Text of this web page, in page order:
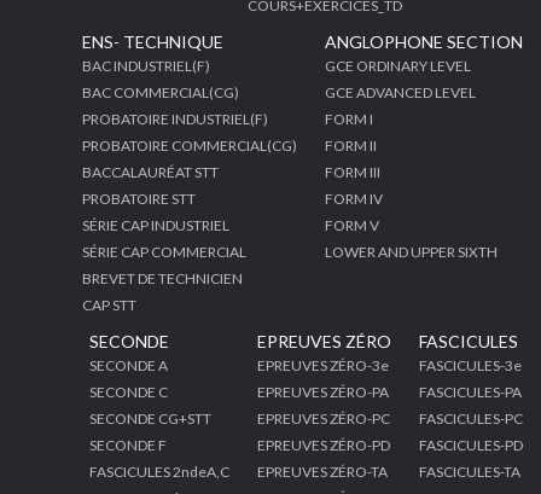
COURS+EXERCICES_TD
ENS- TECHNIQUE
BAC INDUSTRIEL(F)
BAC COMMERCIAL(CG)
PROBATOIRE INDUSTRIEL(F)
PROBATOIRE COMMERCIAL(CG)
BACCALAURÉAT STT
PROBATOIRE STT
SÉRIE CAP INDUSTRIEL
SÉRIE CAP COMMERCIAL
BREVET DE TECHNICIEN
CAP STT
ANGLOPHONE SECTION
GCE ORDINARY LEVEL
GCE ADVANCED LEVEL
FORM I
FORM II
FORM III
FORM IV
FORM V
LOWER AND UPPER SIXTH
SECONDE
SECONDE A
SECONDE C
SECONDE CG+STT
SECONDE F
FASCICULES 2ndeA,C
EPREUVES ZÉRO
EPREUVES ZÉRO-3e
EPREUVES ZÉRO-PA
EPREUVES ZÉRO-PC
EPREUVES ZÉRO-PD
EPREUVES ZÉRO-TA
FASCICULES
FASCICULES-3e
FASCICULES-PA
FASCICULES-PC
FASCICULES-PD
FASCICULES-TA